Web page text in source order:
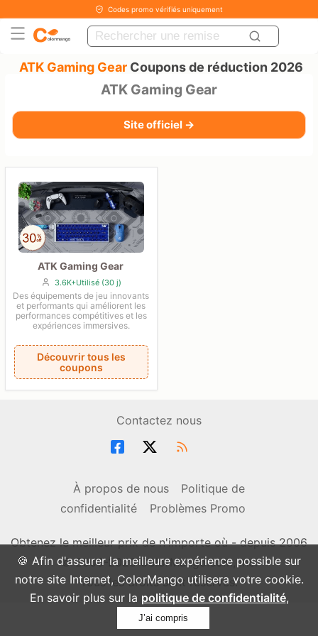
🍪 Afin d'assurer la meilleure expérience possible sur
notre site Internet, ColorMango utilisera votre cookie.
En savoir plus sur la politique de confidentialité,
J’ai compris
Codes promo vérifiés uniquement
ATK Gaming Gear Coupons de réduction 2026
ATK Gaming Gear
Site officiel →
ATK Gaming Gear
3.6K+Utilisé (30 j)
Des équipements de jeu innovants
et performants qui améliorent les
performances compétitives et les
expériences immersives.
Découvrir tous les
coupons
Contactez nous
À propos de nous
Politique de
confidentialité
Problèmes Promo
Obtenez le meilleur prix de n'importe où - depuis 2006
© 2006-2026 ColorMango.com, Inc.
Tous les droits sont réservés.